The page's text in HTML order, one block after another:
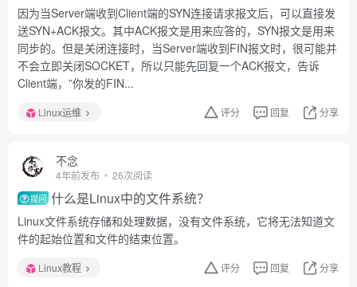
因为当Server端收到Client端的SYN连接请求报文后，可以直接发
送SYN+ACK报文。其中ACK报文是用来应答的，SYN报文是用来
同步的。但是关闭连接时，当Server端收到FIN报文时，很可能并
不会立即关闭SOCKET，所以只能先回复一个ACK报文，告诉
Client端，”你发的FIN...
Linux运维 评分 回复 分享
不念
4年前发布 26次阅读
提问 什么是Linux中的文件系统？
Linux文件系统存储和处理数据，没有文件系统，它将无法知道文
件的起始位置和文件的结束位置。
Linux教程 评分 回复 分享